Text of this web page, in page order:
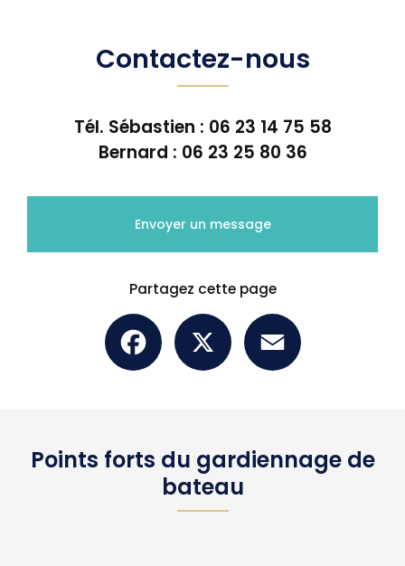
Contactez-nous
Tél. Sébastien : 06 23 14 75 58
Bernard : 06 23 25 80 36
Envoyer un message
Partagez cette page
Facebook
Points forts du gardiennage de
bateau